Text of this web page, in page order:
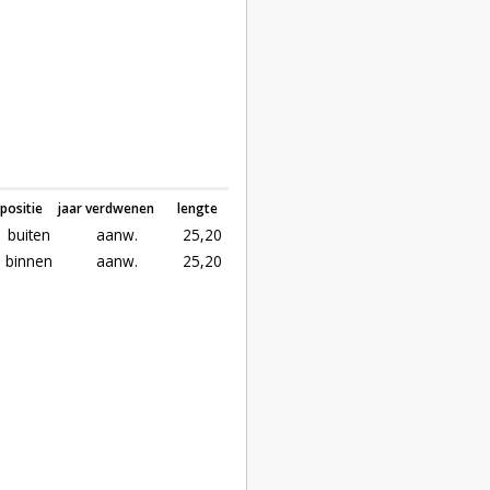
positie jaar verdwenen lengte
buiten aanw.
25,20
binnen
aanw. 25,20